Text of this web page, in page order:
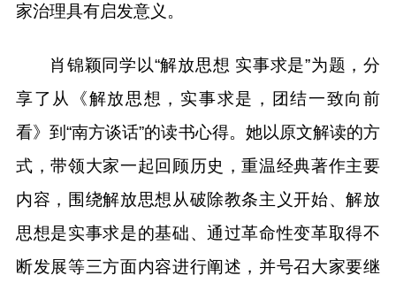
家治理具有启发意义。
肖锦颖同学以“解放思想 实事求是”为题，分
享了从《解放思想，实事求是，团结一致向前
看》到“南方谈话”的读书心得。她以原文解读的方
式，带领大家一起回顾历史，重温经典著作主要
内容，围绕解放思想从破除教条主义开始、解放
思想是实事求是的基础、通过革命性变革取得不
断发展等三方面内容进行阐述，并号召大家要继